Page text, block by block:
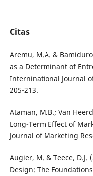
Citas
Aremu, M.A. &
as a Determinant of
Interninational Journal
205-213.
Ataman, M.B.; Van
Long-Term Effect of
Journal of Marketing
Augier, M. & Teece, D.J.
Design: The